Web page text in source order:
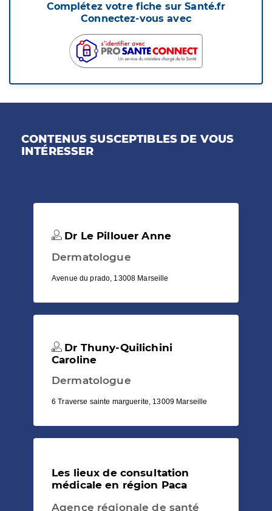
Complétez votre fiche sur Santé.fr
Connectez-vous avec
CONTENUS SUSCEPTIBLES DE VOUS
INTÉRESSER
Dr Le Pillouer Anne
Dermatologue
Avenue du prado, 13008 Marseille
Dr Thuny-Quilichini
Caroline
Dermatologue
6 Traverse sainte marguerite, 13009 Marseille
Les lieux de consultation
médicale en région Paca
Agence régionale de santé